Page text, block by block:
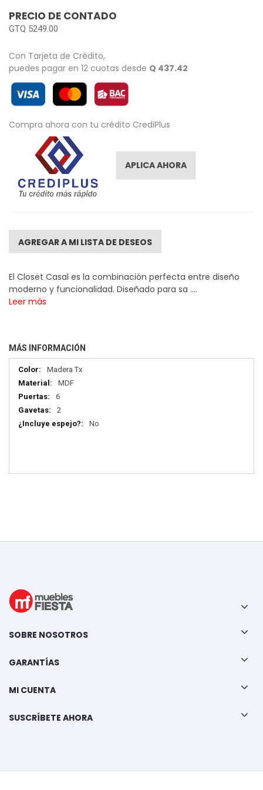
PRECIO DE CONTADO
GTQ 5249.00
Con Tarjeta de Crédito,
puedes pagar en 12 cuotas desde Q 437.42
Compra ahora con tu crédito CrediPlus
APLICA AHORA
AGREGAR A MI LISTA DE DESEOS
El Closet Casal es la combinación perfecta entre diseño
moderno y funcionalidad. Diseñado para sa ....
Leer más
gallery
MÁS INFORMACIÓN
Más
información
Madera Tx
MDF
6
2
No
SOBRE NOSOTROS
GARANTÍAS
MI CUENTA
SUSCRÍBETE AHORA